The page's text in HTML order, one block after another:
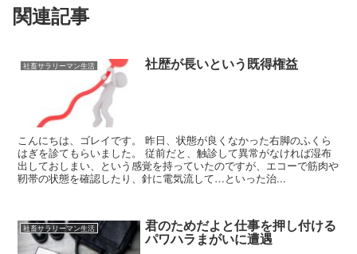
関連記事
社畜サラリーマン生活 社歴が長いという既得権益
こんにちは、ゴレイです。 昨日、状態が良くなかった右脚のふくら
はぎを診てもらいました。 従前だと、触診して異常がなければ湿布
出しておしまい、という感覚を持っていたのですが、エコーで筋肉や
靭帯の状態を確認したり、針に電気流して…といった治...
社畜サラリーマン生活 君のためだよと仕事を押し付ける
パワハラまがいに遭遇